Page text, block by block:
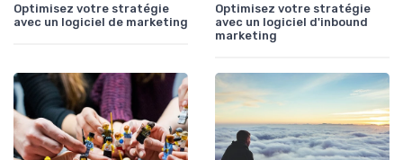
Optimisez votre stratégie
avec un logiciel de marketing
Optimisez votre stratégie
avec un logiciel d'inbound
marketing